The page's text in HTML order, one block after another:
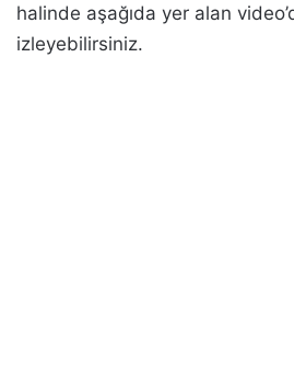
halinde aşağıda yer alan
izleyebilirsiniz.